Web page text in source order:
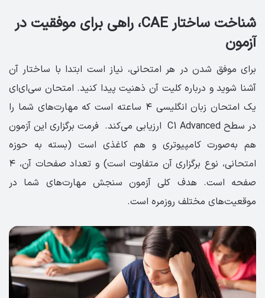
شناخت ساختار CAE، راهی برای موفقیت در
آزمون
برای موفق شدن در هر امتحانی، نیاز است ابتدا با ساختار آن
آشنا شوید و درباره کلیت آن ذهنیت پیدا کنید. امتحان سی‌ای‌ای
یک امتحان زبان انگلیسی ۴ ساعته است که مهارت‌های شما را
در سطح C1 Advanced ارزیابی می‌کند. فرمت برگزاری این آزمون
هم به‌صورت کامپیوتری و هم کاغذی است (بسته به حوزه
امتحانی، نوع برگزاری آن متفاوت است) و تعداد صفحات آن، ۴
صفحه است. هدف کلی آزمون سنجش مهارت‌های شما در
موقعیت‌های مختلف روزمره است.